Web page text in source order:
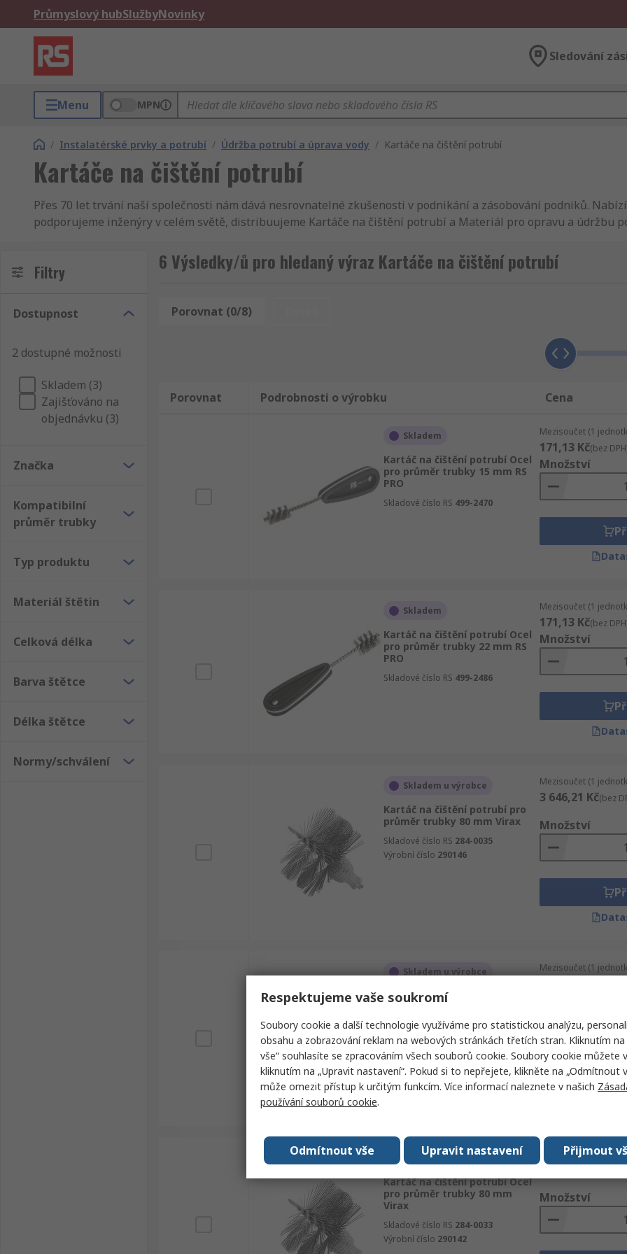
Průmyslový hubSlužbyNovinky
Sledování
Menu MPN
/ Instalatérské prvky a potrubí / Údržba potrubí a úprava vody / Kartáče na čištění potrubí
Kartáče na čištění potrubí
Přes 70 let trvání naší společnosti nám dává nesrovnatelné zkušenosti v podnikání a zásobování podniků.
podporujeme inženýry v celém světě, distribuujeme Kartáče na čištění potrubí a Materiál pro opravu a údržbu
nejvyššími standarty na trhu, což znamená, že když hledáte Kartáče na čištění potrubí výrobek RS nebo snad 0,
podporu. Kupujete-li Kartáče na čištění potrubí ve velkém nebo jen jednotlivý kus, budete mít možnost dodání
Instalatérské prvky a potrubí je naším cílem číslo jedna. RS nabízí široký sortiment produktů z oblasti
čištění potrubí, elektrické a průmyslové výrobky. Prohlédněte si celou nabídku sekce Mechanické produkty a
Filtry
Dostupnost
2 dostupné možnosti
Skladem (3)
Zajišťováno na
objednávku (3)
Značka
Kompatibilní
průměr trubky
Typ produktu
Materiál štětin
Celková délka
Barva štětce
Délka štětce
Normy/schválení
6 Výsledky/ů pro hledaný výraz Kartáče na čištění potrubí
Porovnat (0/8)
Porovnat Podrobnosti o výrobku Cena
Skladem
Kartáč na čištění potrubí Ocel
pro průměr trubky 15 mm RS
PRO
Skladové číslo RS 499-2470
Mezisoučet (1
171,13 Kč(bez
Množství
Skladem
Kartáč na čištění potrubí Ocel
pro průměr trubky 22 mm RS
PRO
Skladové číslo RS 499-2486
Mezisoučet (1
171,13 Kč(bez
Množství
Skladem u výrobce
Kartáč na čištění potrubí pro
průměr trubky 80 mm Virax
Skladové číslo RS 284-0035
Výrobní číslo 290146
Mezisoučet (1
3 646,21 Kč(bez
Množství
Skladem u výrobce
Kartáč na čištění potrubí pro
Skladové číslo RS284-0034
Výrobní číslo290145
Mezisoučet (1
Skladem
Kartáč na čištění potrubí Ocel
pro průměr trubky 80 mm
Virax
Skladové číslo RS 284-0033
Výrobní číslo 290142
Mezisoučet (1
2 915,59 Kč
Množství
Respektujeme vaše soukromí
Soubory cookie a další technologie využíváme pro statistickou analýzu,
obsahu a zobrazování reklam na webových stránkách třetích stran. Kliknutím
vše“ souhlasíte se zpracováním všech souborů cookie. Soubory cookie můžete
kliknutím na „Upravit nastavení“. Pokud si to nepřejete, klikněte na „Odmítnout
může omezit přístup k určitým funkcím. Více informací naleznete v našich
používání souborů cookie.
Přijmout
Upravit nastavení
Odmítnout vše